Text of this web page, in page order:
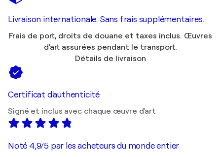
Livraison internationale. Sans frais supplémentaires.
Frais de port, droits de douane et taxes inclus. Œuvres
d'art assurées pendant le transport.
Détails de livraison
Certificat d'authenticité
Signé et inclus avec chaque œuvre d'art
Noté 4,9/5 par les acheteurs du monde entier